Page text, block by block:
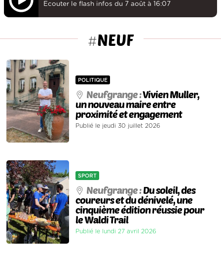
Ecouter le flash infos du 7 août à 16:07
#NEUF
POLITIQUE
Neufgrange :Vivien Muller,
un nouveau maire entre
proximité et engagement
Publié le jeudi 30 juillet 2026
SPORT
Neufgrange :Du soleil, des
coureurs et du dénivelé, une
cinquième édition réussie pour
le Waldi Trail
Publié le lundi 27 avril 2026